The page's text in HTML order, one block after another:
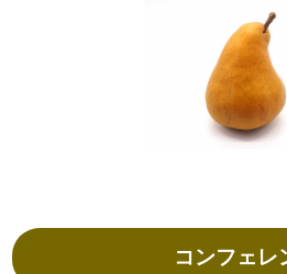
コンフェレ